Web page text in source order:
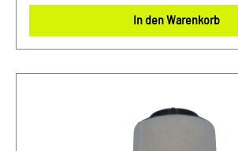
und hochwertigen Materialien
Lebensdauer und zuverlässige Leistung.
Unser Service für Sie: Um Fehlkäufe zu
wir Ihnen die Möglichkeit, uns vor Ihrer
In den Warenkorb